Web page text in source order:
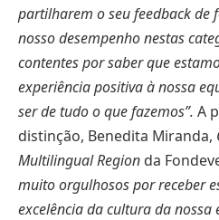
partilharem o seu feedback de
nosso desempenho nestas
contentes por saber que
experiência positiva à nossa
ser de tudo o que fazemos”. A
distinção, Benedita Miranda,
Multilingual Region da
muito orgulhosos por receber
excelência da cultura da nossa